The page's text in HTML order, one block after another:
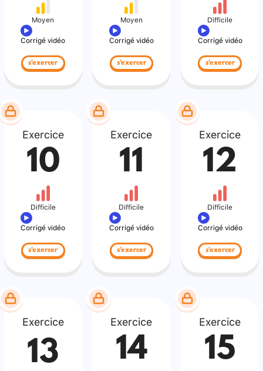
Moyen
Corrigé vidéo
s'exercer
Moyen
Corrigé vidéo
s'exercer
Difficile
Corrigé vidéo
s'exercer
Exercice
10
Difficile
Corrigé vidéo
s'exercer
Exercice
11
Difficile
Corrigé vidéo
s'exercer
Exercice
12
Difficile
Corrigé vidéo
s'exercer
Exercice
13
Exercice
14
Exercice
15